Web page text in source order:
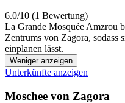
6.0/10 (1 Bewertung)
La Grande Mosquée Amzrou
Zentrums von Zagora, sodass
einplanen lässt.
Weniger anzeigen
Unterkünfte anzeigen
Moschee von Zagora